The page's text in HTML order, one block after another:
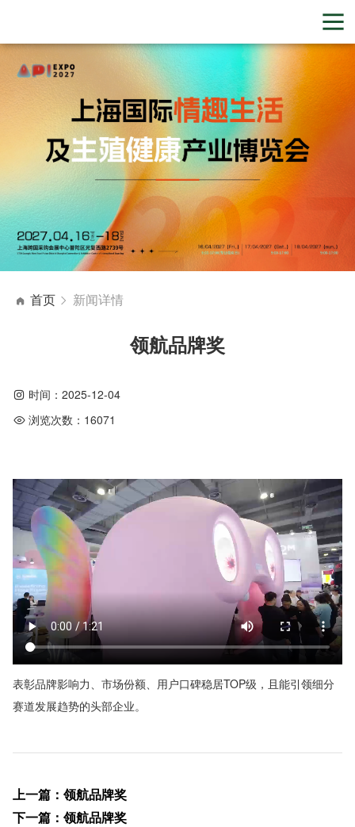
首页 新闻详情
领航品牌奖
时间： 2025-12-04
浏览次数： 16071
表彰品牌影响力、市场份额、用户口碑稳居TOP级，且能引领细分
赛道发展趋势的头部企业。
上一篇 ： 领航品牌奖
下一篇 ： 领航品牌奖